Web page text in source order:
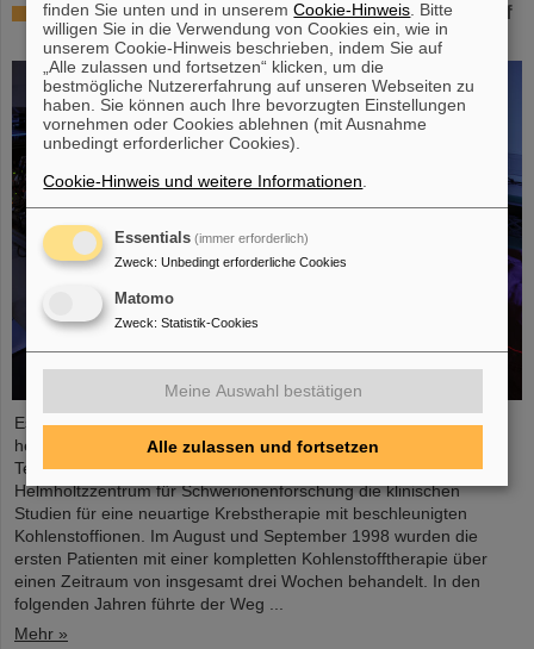
25 Jahre Tumortherapie: Präzise Waffen im Kampf
gegen den Krebs
Es war der Beginn einer Erfolgsgeschichte und ist bis heute ein
herausragendes Beispiel für vorbildlich gelungenen
Technologietransfer: Vor 25 Jahren starteten am GSI
Helmholtzzentrum für Schwerionenforschung die klinischen
Studien für eine neuartige Krebstherapie mit beschleunigten
Kohlenstoffionen. Im August und September 1998 wurden die
ersten Patienten mit einer kompletten Kohlenstofftherapie über
einen Zeitraum von insgesamt drei Wochen behandelt. In den
folgenden Jahren führte der Weg ...
Mehr »
finden Sie unten und in unseremCookie-Hinweis . Bitte
willigen Sie in die Verwendung von Cookies ein, wie in
unserem Cookie-Hinweis beschrieben, indem Sie auf
„Alle zulassen und fortsetzen“ klicken, um die
bestmögliche Nutzererfahrung auf unseren Webseiten zu
haben. Sie können auch Ihre bevorzugten Einstellungen
vornehmen oder Cookies ablehnen (mit Ausnahme
unbedingt erforderlicher Cookies).
Cookie-Hinweis und weitere Informationen
Essentials (immer erforderlich)
Zweck: Unbedingt erforderliche Cookies
Matomo
Zweck: Statistik-Cookies
Meine Auswahl bestätigen
Alle zulassen und fortsetzen